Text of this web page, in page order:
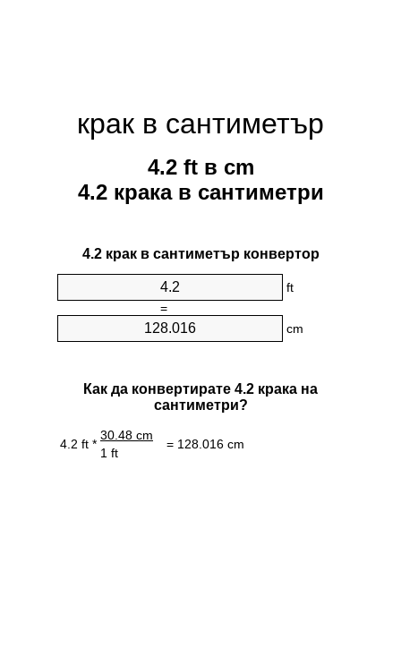
крак в сантиметър
4.2 ft в cm
4.2 крака в сантиметри
4.2 крак в сантиметър конвертор
ft
=
cm
Как да конвертирате 4.2 крака на
сантиметри?
4.2 ft *
30.48 cm
= 128.016 cm
1 ft